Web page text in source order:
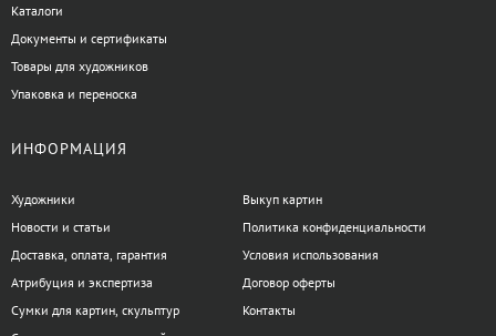
Назначение и техника:
использовать жесткую щетину, для акварели — мягче; в
декоративных техниках веерные кисти отлично подходят
жанрах пейзажа, портрета и декоративного искусства. При
добиться разнообразных выразительных эффектов в работе с
красками и лаками.
Есть вопросы по категории Веерные?
Каталоги
Документы и сертификаты
Товары для художников
Упаковка и переноска
ИНФОРМАЦИЯ
Художники
Новости и статьи
Доставка, оплата, гарантия
Атрибуция и экспертиза
Сумки для картин, скульптур
Выкуп картин
Политика конфиденциальности
Условия использования
Договор оферты
Контакты